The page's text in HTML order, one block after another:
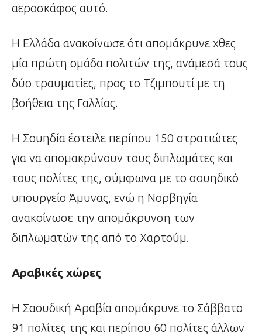
αεροσκάφος αυτό.
Η Ελλάδα ανακοίνωσε ότι απομάκρυνε χθες
μία πρώτη ομάδα πολιτών της, ανάμεσά τους
δύο τραυματίες, προς το Τζιμπουτί με τη
βοήθεια της Γαλλίας.
Η Σουηδία έστειλε περίπου 150 στρατιώτες
για να απομακρύνουν τους διπλωμάτες και
τους πολίτες της, σύμφωνα με το σουηδικό
υπουργείο Άμυνας, ενώ η Νορβηγία
ανακοίνωσε την απομάκρυνση των
διπλωματών της από το Χαρτούμ.
Αραβικές χώρες
Η Σαουδική Αραβία απομάκρυνε το Σάββατο
91 πολίτες της και περίπου 60 πολίτες άλλων